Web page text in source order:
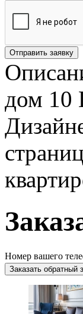
дом 10
Номер вашего